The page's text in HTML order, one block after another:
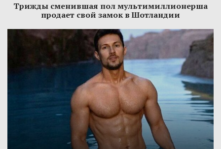
Трижды сменившая пол мультимиллионерша
продает свой замок в Шотландии